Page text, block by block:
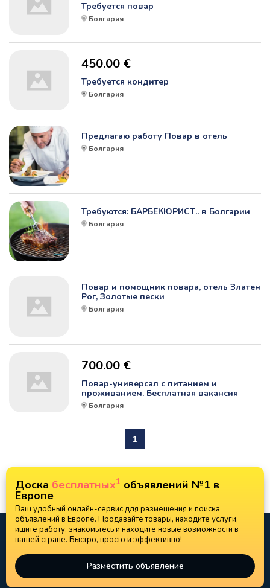
Требуется повар
Болгария
450.00 €
Требуется кондитер
Болгария
Предлагаю работу Повар в отель
Болгария
Требуются: БАРБЕКЮРИСТ.. в Болгарии
Болгария
Повар и помощник повара, отель Златен
Рог, Золотые пески
Болгария
700.00 €
Повар-универсал с питанием и
проживанием. Бесплатная вакансия
Болгария
1
Доска бесплатных1 объявлений №1 в
Европе
Ваш удобный онлайн-сервис для размещения и поиска
объявлений в Европе. Продавайте товары, находите услуги,
ищите работу, знакомьтесь и находите новые возможности в
вашей стране. Быстро, просто и эффективно!
Разместить объявление